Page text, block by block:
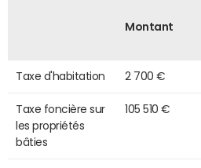
Montant
Taxe d'habitation 2 700 €
Taxe foncière sur
les propriétés
bâties
105 510 €